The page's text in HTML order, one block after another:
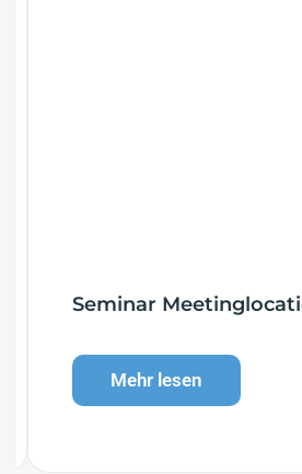
Seminar
Mehr lesen